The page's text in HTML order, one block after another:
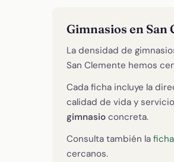
Gimnasios en
La densidad de
San Clemente hemos
Cada ficha incluye la
calidad de vida y
gimnasio concreta.
Consulta también la
cercanos.